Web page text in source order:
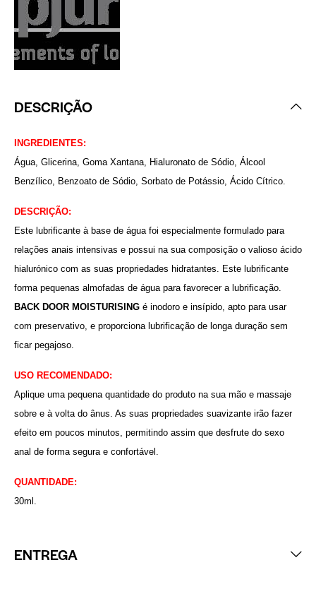
DESCRIÇÃO
INGREDIENTES:
Água, Glicerina, Goma Xantana, Hialuronato de Sódio, Álcool
Benzílico, Benzoato de Sódio, Sorbato de Potássio, Ácido Cítrico.
DESCRIÇÃO:
Este lubrificante à base de água foi especialmente formulado para
relações anais intensivas e possui na sua composição o valioso ácido
hialurónico com as suas propriedades hidratantes. Este lubrificante
forma pequenas almofadas de água para favorecer a lubrificação.
BACK DOOR MOISTURISING é inodoro e insípido, apto para usar
com preservativo, e proporciona lubrificação de longa duração sem
ficar pegajoso.
USO RECOMENDADO:
Aplique uma pequena quantidade do produto na sua mão e massaje
sobre e à volta do ânus. As suas propriedades suavizante irão fazer
efeito em poucos minutos, permitindo assim que desfrute do sexo
anal de forma segura e confortável.
QUANTIDADE:
30ml.
ENTREGA